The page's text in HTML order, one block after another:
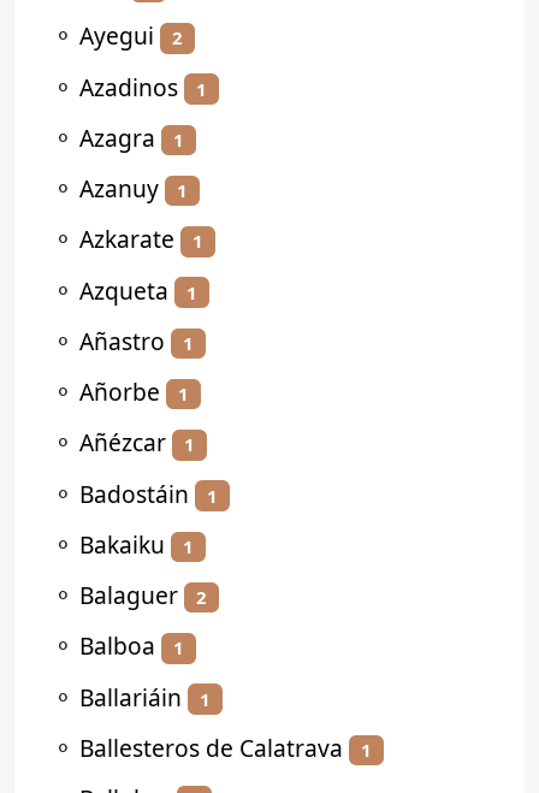
⚬ Ayegui 2
⚬ Azadinos 1
⚬ Azagra 1
⚬ Azanuy 1
⚬ Azkarate 1
⚬ Azqueta 1
⚬ Añastro 1
⚬ Añorbe 1
⚬ Añézcar 1
⚬ Badostáin 1
⚬ Bakaiku 1
⚬ Balaguer 2
⚬ Balboa 1
⚬ Ballariáin 1
⚬ Ballesteros de Calatrava 1